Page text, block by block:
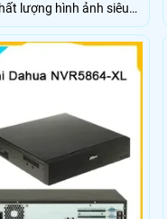
lượng hình ảnh siêu
bị 1 khay ổ cứng, hỗ
đáp ứng nhu cầu lưu
cho các hệ thống
bảo an ninh hiệu quả